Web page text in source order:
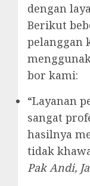
dengan
Berikut
pelanggan
bor kami:
“Layanan
sangat
hasilnya
tidak
Pak Andi,